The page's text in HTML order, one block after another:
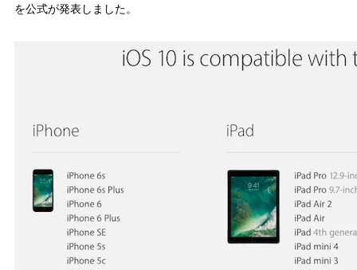
を公式が発表しました。